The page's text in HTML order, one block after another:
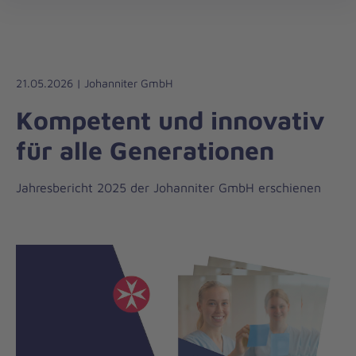
21.05.2026 | Johanniter GmbH
Kompetent und innovativ
für alle Generationen
Jahresbericht 2025 der Johanniter GmbH erschienen